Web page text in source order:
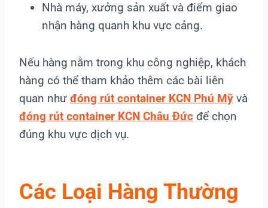
Nhà máy, xưởng sản xuất và điểm giao
nhận hàng quanh khu vực cảng.
Nếu hàng nằm trong khu công nghiệp, khách
hàng có thể tham khảo thêm các bài liên
quan như đóng rút container KCN Phú Mỹ và
đóng rút container KCN Châu Đức để chọn
đúng khu vực dịch vụ.
Các Loại Hàng Thường